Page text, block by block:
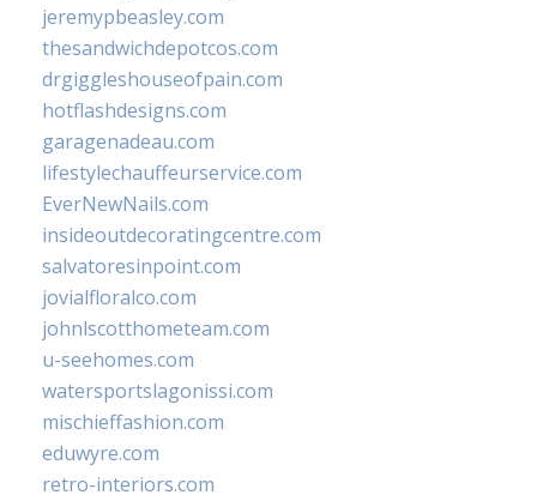
jeremypbeasley.com
thesandwichdepotcos.com
drgiggleshouseofpain.com
hotflashdesigns.com
garagenadeau.com
lifestylechauffeurservice.com
EverNewNails.com
insideoutdecoratingcentre.com
salvatoresinpoint.com
jovialfloralco.com
johnlscotthometeam.com
u-seehomes.com
watersportslagonissi.com
mischieffashion.com
eduwyre.com
retro-interiors.com